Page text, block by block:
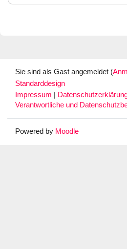
Sie sind als Gast angemeldet (
Standarddesign
Impressum
Verantwortliche und
Powered by Moodle